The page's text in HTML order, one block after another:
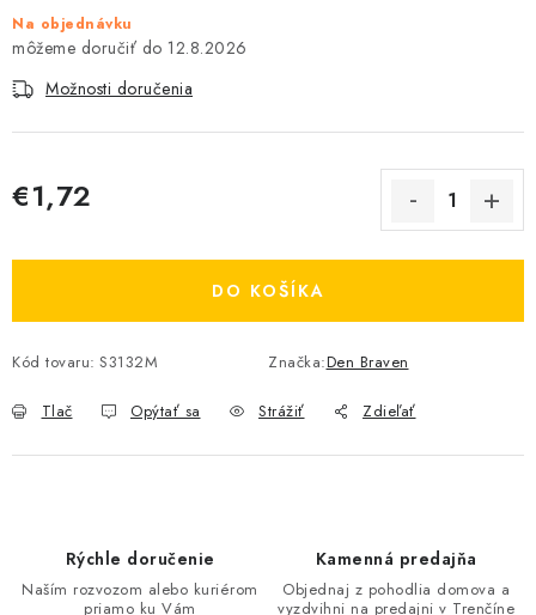
Formulár na odstúpenie od zmluvy
Formulár na reklamáciu tovaru
Na objednávku
12.8.2026
Možnosti doručenia
€1,72
DO KOŠÍKA
Kód tovaru: S3132M Značka:Den Braven
Tlač Opýtať sa Strážiť Zdieľať
Rýchle doručenie
Naším rozvozom alebo kuriérom
priamo ku Vám
Kamenná predajňa
Objednaj z pohodlia domova a
vyzdvihni na predajni v Trenčíne